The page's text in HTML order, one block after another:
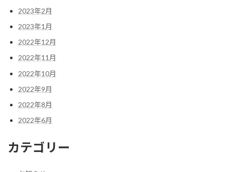
2023年2月
2023年1月
2022年12月
2022年11月
2022年10月
2022年9月
2022年8月
2022年6月
カテゴリー